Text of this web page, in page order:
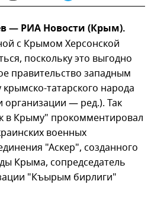
— РИА Новости (Крым).
с Крымом Херсонской
поскольку это выгодно
правительство западным
татарского народа
— ред.). Так
в Крыму" прокомментировал
военных
"Аскер", созданного
Крыма, сопредседатель
"Къырым бирлиги"